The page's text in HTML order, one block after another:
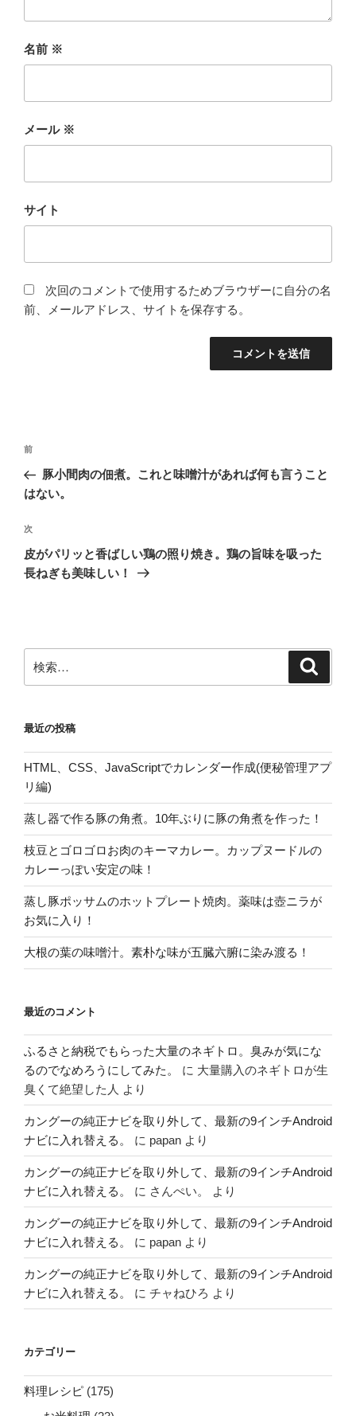
名前 ※
メール ※
サイト
次回のコメントで使用するためブラウザーに自分の名
前、メールアドレス、サイトを保存する。
投
ナ
ゲ
ー
シ
前
の
投
前
豚小間肉の佃煮。これと味噌汁があれば何も言うこと
はない。
次
の
投
次
皮がパリッと香ばしい鶏の照り焼き。鶏の旨味を吸った
長ねぎも美味しい！
索:
最近の投稿
HTML、CSS、JavaScriptでカレンダー作成(便秘管理アプ
リ編)
蒸し器で作る豚の角煮。10年ぶりに豚の角煮を作った！
枝豆とゴロゴロお肉のキーマカレー。カップヌードルの
カレーっぽい安定の味！
蒸し豚ポッサムのホットプレート焼肉。薬味は壺ニラが
お気に入り！
大根の葉の味噌汁。素朴な味が五臓六腑に染み渡る！
最近のコメント
ふるさと納税でもらった大量のネギトロ。臭みが気にな
るのでなめろうにしてみた。
に 大量購入のネギトロが生
臭くて絶望した人 より
カングーの純正ナビを取り外して、最新の9インチAndroid
ナビに入れ替える。
に papan より
カングーの純正ナビを取り外して、最新の9インチAndroid
ナビに入れ替える。
に さんぺい。 より
カングーの純正ナビを取り外して、最新の9インチAndroid
ナビに入れ替える。
に papan より
カングーの純正ナビを取り外して、最新の9インチAndroid
ナビに入れ替える。
に チャねひろ より
カテゴリー
料理レシピ (175)